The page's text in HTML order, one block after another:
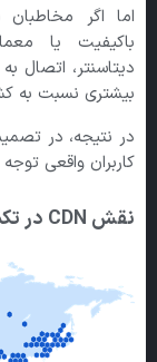
اما اگر مخاطبان
باکیفیت یا
بیشتری نسبت به
در نتیجه، در
کاربران واقعی
نقش CDN در